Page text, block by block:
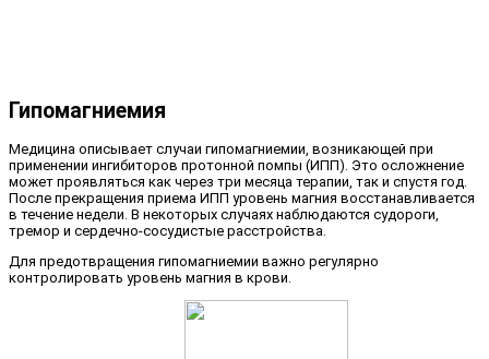
Гипомагниемия
Медицина описывает случаи гипомагниемии, возникающей при
применении ингибиторов протонной помпы (ИПП). Это осложнение
может проявляться как через три месяца терапии, так и спустя год.
После прекращения приема ИПП уровень магния восстанавливается
в течение недели. В некоторых случаях наблюдаются судороги,
тремор и сердечно-сосудистые расстройства.
Для предотвращения гипомагниемии важно регулярно
контролировать уровень магния в крови.